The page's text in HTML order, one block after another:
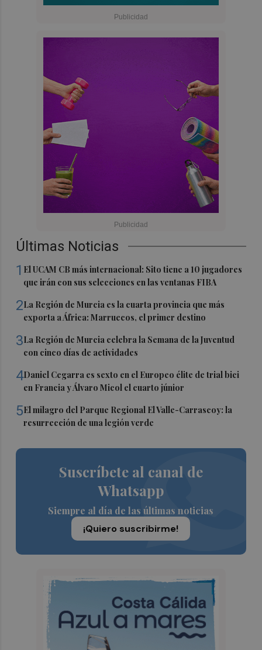
Últimas Noticias
1 El UCAM CB más internacional: Sito tiene a 10 jugadores
que irán con sus selecciones en las ventanas FIBA
2La Región de Murcia es la cuarta provincia que más
exporta a África: Marruecos, el primer destino
3La Región de Murcia celebra la Semana de la Juventud
con cinco días de actividades
4Daniel Cegarra es sexto en el Europeo élite de trial bici
en Francia y Álvaro Micol el cuarto júnior
5El milagro del Parque Regional El Valle-Carrascoy: la
resurrección de una legión verde
Suscríbete al canal de
Whatsapp
Siempre al día de las últimas noticias
¡Quiero suscribirme!